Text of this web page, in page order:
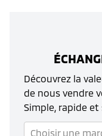
Découvrez la
de nous vendre
Simple, rapide et
Choisir une